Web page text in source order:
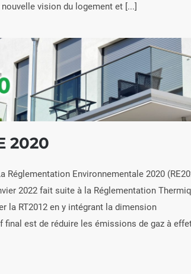
vision du logement et [...]
YOKIS et la RE 2020
2020
Réglementation Environnementale 2020
2022 fait suite à la Réglementation
la RT2012 en y intégrant la dimension
final est de réduire les émissions de gaz à